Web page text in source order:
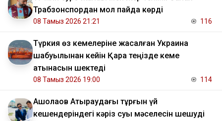
Трабзонспордан мол пайда көрді
08 Тамыз 2026 21:21 116
Түркия өз кемелеріне жасалған Украина
шабуылынан кейін Қара теңізде кеме
қатынасын шектеді
08 Тамыз 2026 19:00 114
​Ақшолақов Атыраудағы тұрғын үй
кешендеріндегі кәріз суы мәселесін шешуді